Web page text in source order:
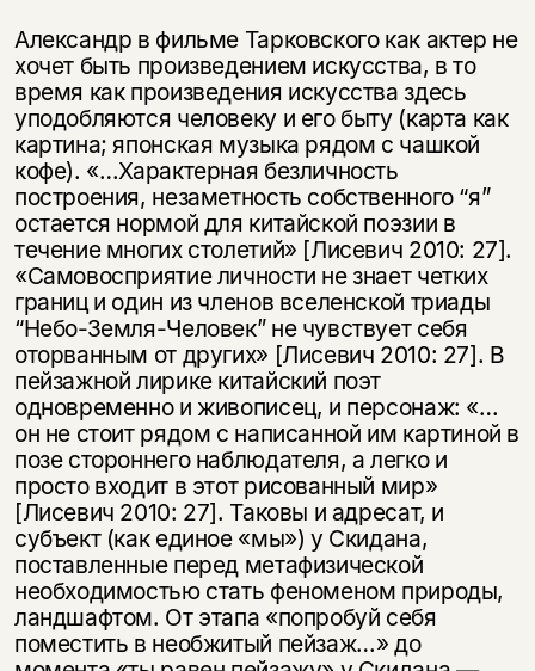
Александр в фильме Тарковского как актер не
хочет быть произведением искусства, в то
время как произведения искусства здесь
уподобляются человеку и его быту (карта как
картина; японская музыка рядом с чашкой
кофе). «…Характерная безличность
построения, незаметность собственного “я”
остается нормой для китайской поэзии в
течение многих столетий» [Лисевич 2010: 27].
«Самовосприятие личности не знает четких
границ и один из членов вселенской триады
“Небо-Земля-Человек” не чувствует себя
оторванным от других» [Лисевич 2010: 27]. В
пейзажной лирике китайский поэт
одновременно и живописец, и персонаж: «…
он не стоит рядом с написанной им картиной в
позе стороннего наблюдателя, а легко и
просто входит в этот рисованный мир»
[Лисевич 2010: 27]. Таковы и адресат, и
субъект (как единое «мы») у Скидана,
поставленные перед метафизической
необходимостью стать феноменом природы,
ландшафтом. От этапа «попробуй себя
поместить в необжитый пейзаж…» до